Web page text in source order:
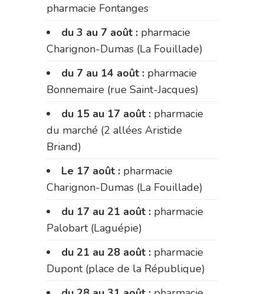
pharmacie Fontanges
du 3 au 7 août : pharmacie
Charignon-Dumas (La Fouillade)
du 7 au 14 août : pharmacie
Bonnemaire (rue Saint-Jacques)
du 15 au 17 août : pharmacie
du marché (2 allées Aristide
Briand)
Le 17 août : pharmacie
Charignon-Dumas (La Fouillade)
du 17 au 21 août : pharmacie
Palobart (Laguépie)
du 21 au 28 août : pharmacie
Dupont (place de la République)